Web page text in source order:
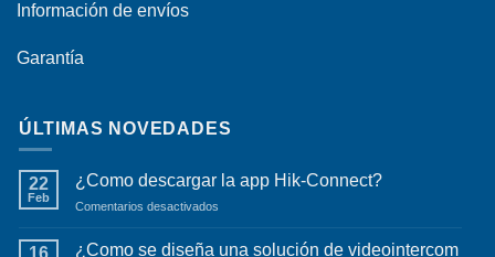
Información de envíos
Garantía
ÚLTIMAS NOVEDADES
22
Feb
¿Como descargar la app Hik-Connect?
Comentarios desactivadosen
¿Como se diseña una solución de videointercom